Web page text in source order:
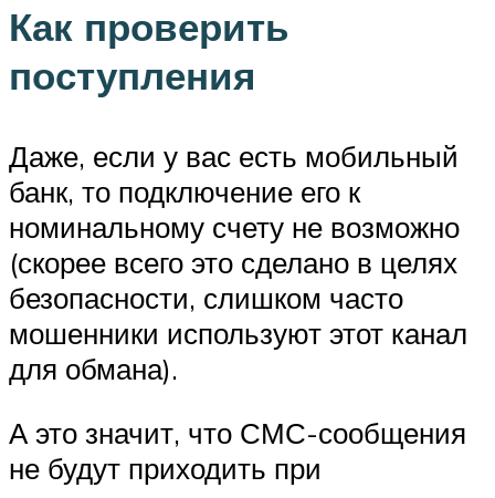
Как проверить
поступления
Даже, если у вас есть мобильный
банк, то подключение его к
номинальному счету не возможно
(скорее всего это сделано в целях
безопасности, слишком часто
мошенники используют этот канал
для обмана).
А это значит, что СМС-сообщения
не будут приходить при